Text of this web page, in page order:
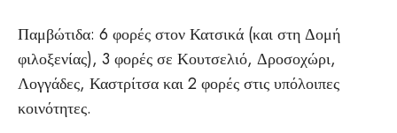
Παμβώτιδα: 6 φορές στον Κατσικά (και στη Δομή
φιλοξενίας), 3 φορές σε Κουτσελιό, Δροσοχώρι,
Λογγάδες, Καστρίτσα και 2 φορές στις υπόλοιπες
κοινότητες.